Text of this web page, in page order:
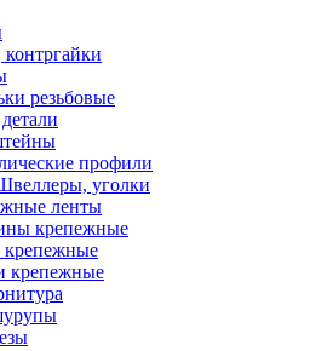
резьбовые
профили
уголки
ленты
крепежные
крепежные